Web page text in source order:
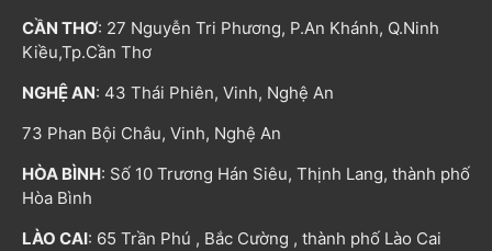
CẦN THƠ: 27 Nguyễn Tri Phương, P.An Khánh, Q.Ninh
Kiều,Tp.Cần Thơ
NGHỆ AN: 43 Thái Phiên, Vinh, Nghệ An
73 Phan Bội Châu, Vinh, Nghệ An
HÒA BÌNH: Số 10 Trương Hán Siêu, Thịnh Lang, thành phố
Hòa Bình
LÀO CAI: 65 Trần Phú , Bắc Cường , thành phố Lào Cai